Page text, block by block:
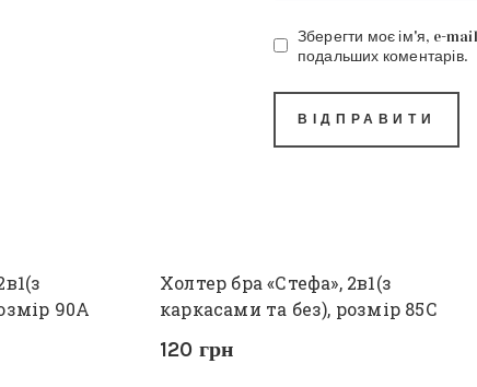
Зберегти моє ім'я, e-
подальших коментарів.
90А
Холтер бра «Стефа», 2в1(з
каркасами та без), розмір 85С
120 грн